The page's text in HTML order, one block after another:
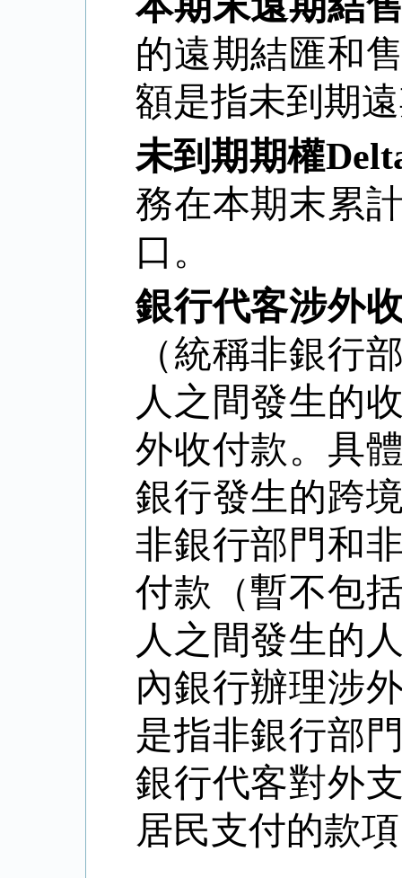
的遠期結匯和
額是指未到期
未到期期權
務在本期末累
口。
銀行代客涉外
（統稱非銀行
人之間發生的
外收付款。具
銀行發生的跨
非銀行部門和
付款（暫不包
人之間發生的
內銀行辦理涉
是指非銀行部
銀行代客對外
居民支付的款